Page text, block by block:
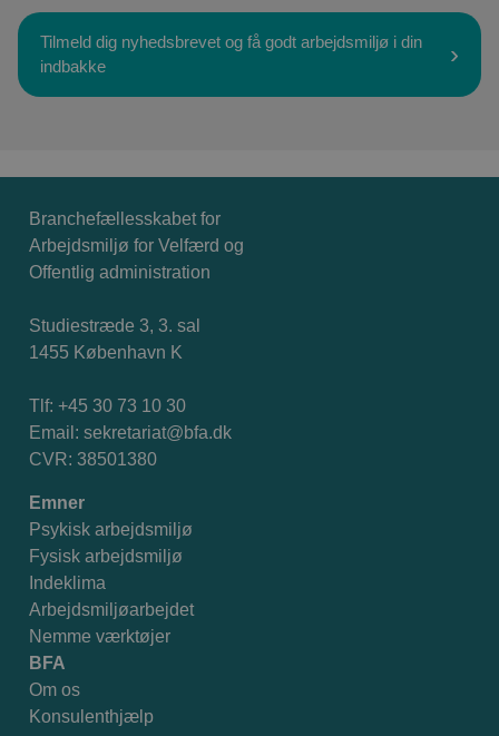
Tilmeld dig nyhedsbrevet og få godt arbejdsmiljø i din
indbakke
Branchefællesskabet for
Arbejdsmiljø for Velfærd og
Offentlig administration
Studiestræde 3, 3. sal
1455 København K
Tlf: +45 30 73 10 30
Email: sekretariat@bfa.dk
CVR: 38501380
Emner
Psykisk arbejdsmiljø
Fysisk arbejdsmiljø
Indeklima
Arbejdsmiljøarbejdet
Nemme værktøjer
BFA
Om os
Konsulenthjælp